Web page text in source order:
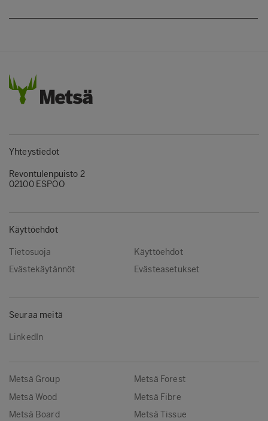
Yhteystiedot
Revontulenpuisto 2
02100 ESPOO
Käyttöehdot
Tietosuoja
Käyttöehdot
Evästekäytännöt
Evästeasetukset
Seuraa meitä
LinkedIn
Metsä Group
Metsä Forest
Metsä Wood
Metsä Fibre
Metsä Board
Metsä Tissue